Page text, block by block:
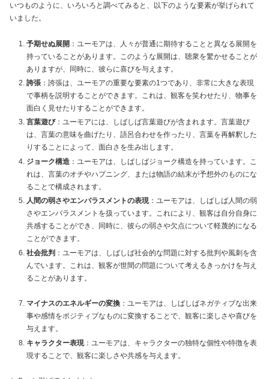
いつものように、いろいろと調べてみると、以下のような要素が挙げられて
いました。
予期せぬ展開 ：ユーモアは、人々が普通に期待することと異なる展開を
持っていることがあります。このような展開は、聴衆を驚かせることが
ありますが、同時に、彼らに喜びを与えます。
誇張 ：誇張は、ユーモアの重要な要素の1つであり、非常に大きな表現
で事柄を説明することができます。これは、観客を笑わせたり、物事を
面白く見せたりすることができます。
言葉遊び：ユーモアには、しばしば言葉遊びが含まれます。言葉遊び
は、言葉の意味を曲げたり、語呂合わせを作ったり、言葉を再解釈した
りすることによって、面白さを生み出します。
ジョーク構造 ：ユーモアは、しばしばジョーク構造を持っています。こ
れは、言葉のオチやハプニング、または物語の結末が予想外のものにな
ることで構成されます。
人間の弱さやエンバラスメントの表現：ユーモアは、しばしば人間の弱
さやエンバラスメントを扱っています。これにより、観客は自分自身に
共感することができ、同時に、彼らの弱さや欠点について軽蔑的になる
ことができます。
社会批判 ：ユーモアは、しばしば社会的な問題に対する批判や風刺を含
んでいます。これは、観客が世間の問題について考えるきっかけを与え
ることがあります。
マイナスのエネルギーの変換 ：ユーモアは、しばしばネガティブな出来
事や感情をポジティブなものに変換することで、観客に楽しさや喜びを
与えます。
キャラクター表現 ：ユーモアは、キャラクターの独特な個性や特徴を表
現することで、観客に楽しさや共感を与えます。